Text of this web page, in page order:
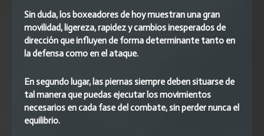
Sin duda, los boxeadores de hoy muestran una gran
movilidad, ligereza, rapidez y cambios inesperados de
dirección que influyen de forma determinante tanto en
la defensa como en el ataque.
En segundo lugar, las piernas siempre deben situarse de
tal manera que puedas ejecutar los movimientos
necesarios en cada fase del combate, sin perder nunca el
equilibrio.